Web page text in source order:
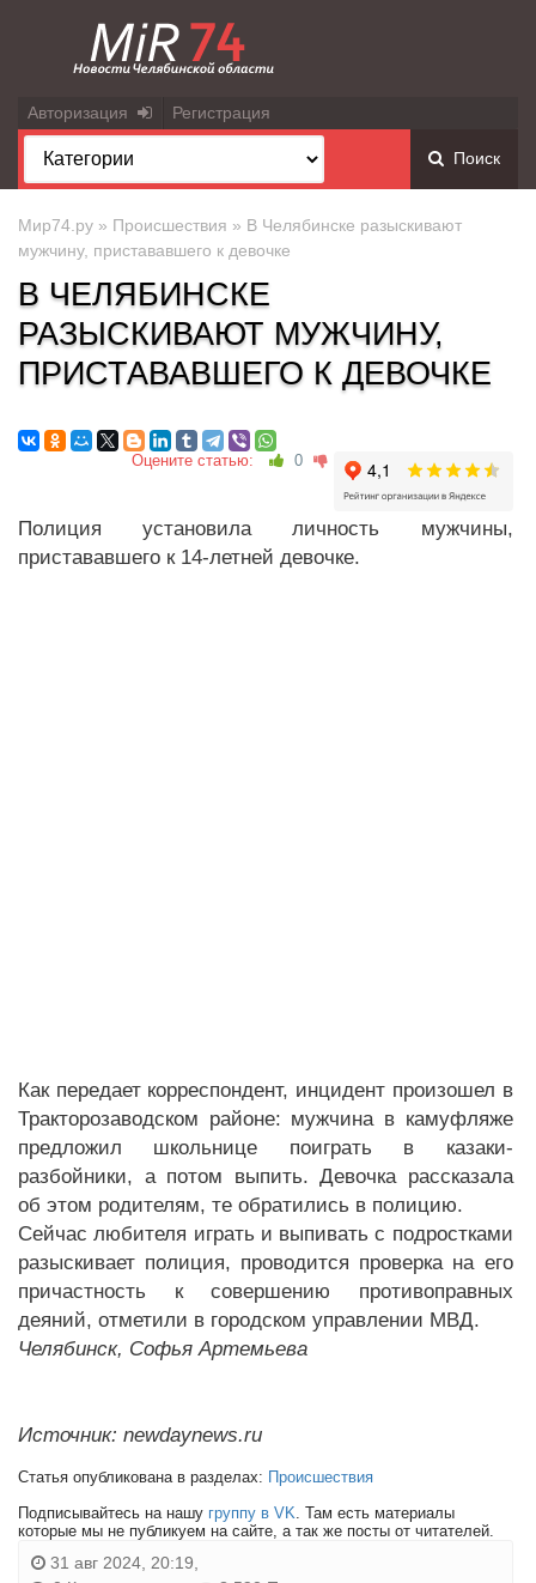
Авторизация Регистрация
Поиск
Мир74.ру » Происшествия » В Челябинске разыскивают
мужчину, пристававшего к девочке
В ЧЕЛЯБИНСКЕ
РАЗЫСКИВАЮТ МУЖЧИНУ,
ПРИСТАВАВШЕГО К ДЕВОЧКЕ
Оцените статью: 0
Полиция установила личность мужчины,
пристававшего к 14-летней девочке.
Как передает корреспондент, инцидент произошел в
Тракторозаводском районе: мужчина в камуфляже
предложил школьнице поиграть в казаки-
разбойники, а потом выпить. Девочка рассказала
об этом родителям, те обратились в полицию.
Сейчас любителя играть и выпивать с подростками
разыскивает полиция, проводится проверка на его
причастность к совершению противоправных
деяний, отметили в городском управлении МВД.
Челябинск, Софья Артемьева
Источник: newdaynews.ru
Статья опубликована в разделах: Происшествия
Подписывайтесь на нашу группу в VK . Там есть материалы
которые мы не публикуем на сайте, а так же посты от читателей.
31 авг 2024, 20:19,